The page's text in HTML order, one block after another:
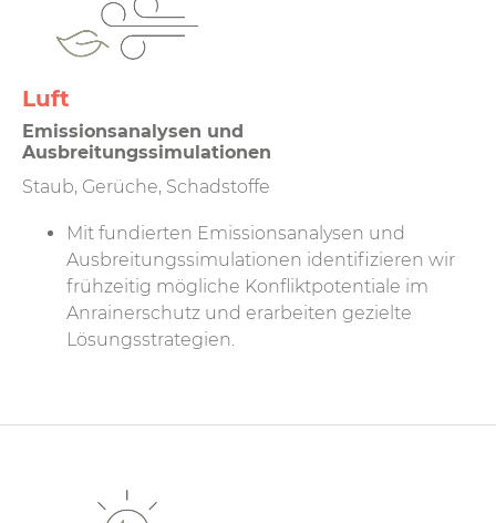
Luft
Emissionsanalysen und
Ausbreitungssimulationen
Staub, Gerüche, Schadstoffe
Mit fundierten Emissionsanalysen und
Ausbreitungssimulationen identifizieren wir
frühzeitig mögliche Konfliktpotentiale im
Anrainerschutz und erarbeiten gezielte
Lösungsstrategien.